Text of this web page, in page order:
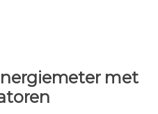
met